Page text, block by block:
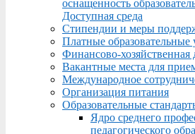
оснащенность
Доступная среда
Стипендии и меры
Платные образовательные
Финансово-хозяйственная
Вакантные места для
Международное
Организация питания
Образовательные
Ядро среднего
педагогического